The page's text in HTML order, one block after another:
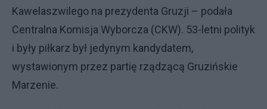
Kawelaszwilego na prezydenta Gruzji – podała
Centralna Komisja Wyborcza (CKW). 53-letni polityk
i były piłkarz był jedynym kandydatem,
wystawionym przez partię rządzącą Gruzińskie
Marzenie.